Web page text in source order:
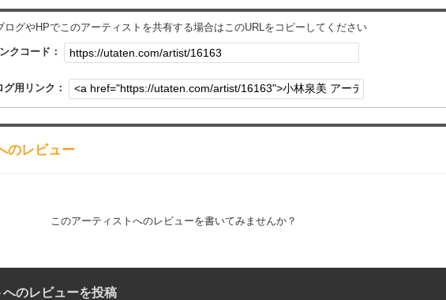
グやHPでこのアーティストを共有する場合はこのURLをコピーしてください
クコード：
グ用リンク：
のレビュー
このアーティストへのレビューを書いてみませんか？
のレビューを投稿